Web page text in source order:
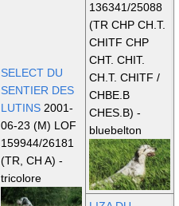
SELECT DU
SENTIER DES
LUTINS 2001-
06-23 (M) LOF
159944/26181
(TR, CH A) -
tricolore
136341/25088
(TR CHP CH.T.
CHITF CHP
CHT. CHIT.
CH.T. CHITF /
CHBE.B
CHES.B) -
bluebelton